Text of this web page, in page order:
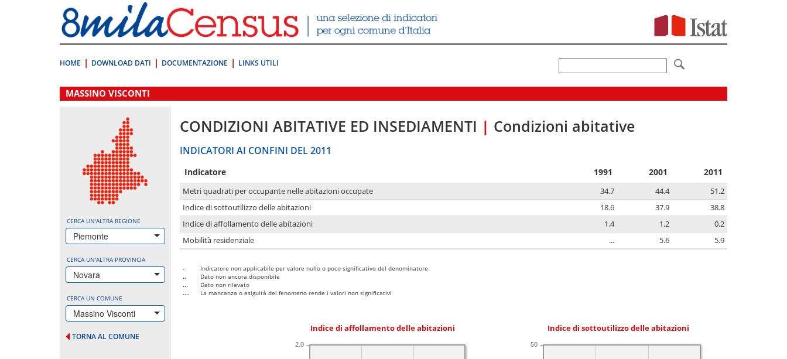
direttamente
a:
Contenuto
HOME DOWNLOAD DATI DOCUMENTAZIONE LINKS UTILI
.
MASSINO VISCONTI
CERCA UN'ALTRA REGIONE
Piemonte
CERCA UN'ALTRA PROVINCIA
Novara
CERCA UN COMUNE
Massino Visconti
TORNA AL COMUNE
CONDIZIONI ABITATIVE ED INSEDIAMENTI | Condizioni abitative
INDICATORI AI CONFINI DEL 2011
Indicatore 1991 2001 2011
Metri quadrati per occupante nelle abitazioni occupate 34.7 44.4
51.2
Indice di sottoutilizzo delle abitazioni
18.6 37.9
38.8
Indice di affollamento delle abitazioni
1.4 1.2
0.2
Mobilità residenziale
... 5.6 5.9
-
Indicatore non applicabile per valore nullo o poco significativo del denominatore
..
Dato non ancora disponibile
...
Dato non rilevato
....
La mancanza o esiguità del fenomeno rende i valori non significativi
Indice di affollamento delle abitazioni
2.0
Indice di sottoutilizzo delle abitazioni
50